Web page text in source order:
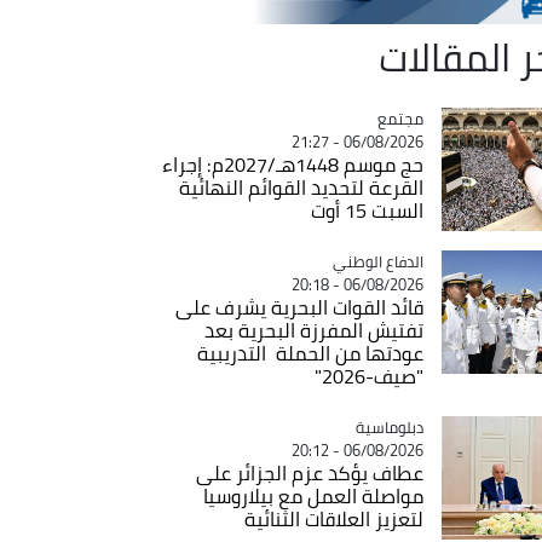
المقالات
Catégorie
مجتمع
06/08/2026 - 21:27
حج موسم 1448هـ/2027م: إجراء
القرعة لتحديد القوائم النهائية
السبت 15 أوت
Catégorie
الدفاع الوطني
06/08/2026 - 20:18
قائد القوات البحرية يشرف على
تفتيش المفرزة البحرية بعد
عودتها من الحملة التدريبية
"صيف-2026"
Catégorie
دبلوماسية
06/08/2026 - 20:12
عطاف يؤكد عزم الجزائر على
مواصلة العمل مع بيلاروسيا
لتعزيز العلاقات الثنائية